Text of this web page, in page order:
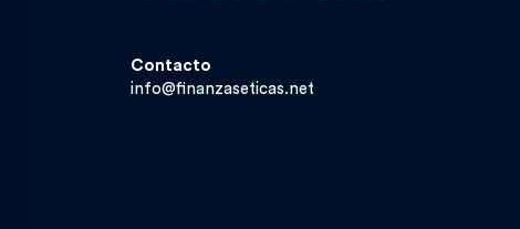
Contacto
info@finanzaseticas.net